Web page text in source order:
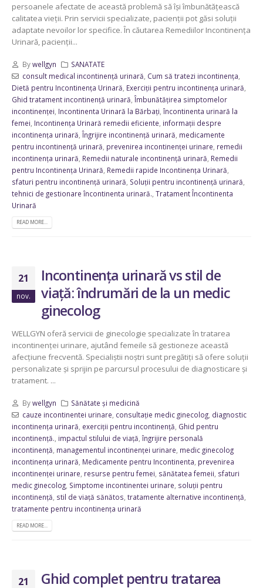
persoanele afectate de această problemă să își îmbunătățească
calitatea vieții. Prin servicii specializate, pacienții pot găsi soluții
adaptate nevoilor lor specifice. În căutarea Remediilor Incontinența
Urinară, pacienții...
Bywellgyn
SANATATE
consult medical incontinență urinară Cum să tratezi incontinența
Dietă pentru Incontinența Urinară Exerciții pentru incontinența urinară
Ghid tratament incontinență urinară ,Îmbunătățirea simptomelor
incontinenței Incontinenta Urinară la Bărbați ,încontinenta urinară la
femei Incontinența Urinară remedii eficiente informații despre
incontinența urinară ,Îngrijire incontinență urinară medicamente
pentru incontinență urinară prevenirea incontinenței urinare remedii
incontinența urinară Remedii naturale incontinență urinară Remedii
pentru Incontinența Urinară Remedii rapide Incontinența Urinară
sfaturi pentru incontinență urinară Soluții pentru incontinență urinară
tehnici de gestionare încontinenta urinară. Tratament Încontinenta
Urinară
READ MORE...
21
nov.
Incontinența urinară vs stil de
viață: îndrumări de la un medic
ginecolog
WELLGYN oferă servicii de ginecologie specializate în tratarea
incontinenței urinare, ajutând femeile să gestioneze această
afecțiune frecventă. Specialiștii noștri sunt pregătiți să ofere soluții
personalizate și sprijin pe parcursul procesului de diagnosticare și
tratament. ...
Bywellgyn
Sănătate și medicină
cauze incontinentei urinare consultație medic ginecolog, diagnostic
incontinența urinară exerciții pentru incontinență Ghid pentru
incontinență. impactul stilului de viață ,îngrijire personală
incontinență managementul incontinenței urinare medic ginecolog
incontinența urinară Medicamente pentru Incontinenta prevenirea
incontinenței urinare resurse pentru femei sănătatea femeii sfaturi
medic ginecolog Simptome incontinentei urinare soluții pentru
incontinență stil de viață sănătos tratamente alternative incontinență
tratamente pentru incontinența urinară
READ MORE...
21
Ghid complet pentru tratarea